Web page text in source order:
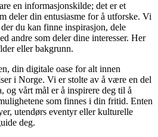
en informasjonskilde; det er et
deler din entusiasme for å utforske. Vi
du kan finne inspirasjon, dele
andre som deler dine interesser. Her
eller bakgrunn.
din digitale oase for alt innen
i Norge. Vi er stolte av å være en del
og vårt mål er å inspirere deg til å
som finnes i din fritid. Enten
utendørs eventyr eller kulturelle
deg.